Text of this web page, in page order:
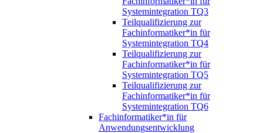
Systemintegration TQ3
Teilqualifizierung zur
Fachinformatiker*in für
Systemintegration TQ4
Teilqualifizierung zur
Fachinformatiker*in für
Systemintegration TQ5
Teilqualifizierung zur
Fachinformatiker*in für
Systemintegration TQ6
Fachinformatiker*in für
Anwendungsentwicklung